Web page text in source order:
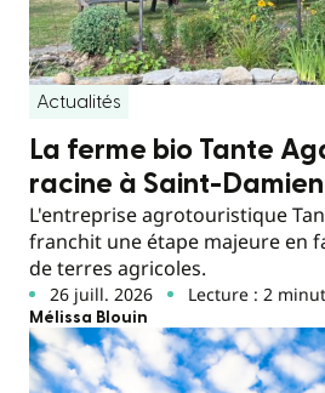
Actualités
La ferme bio Tante
racine à Saint-Damien
L'entreprise agrotouristique
franchit une étape majeure en
de terres agricoles.
26 juill. 2026 Lecture : 2
Mélissa Blouin